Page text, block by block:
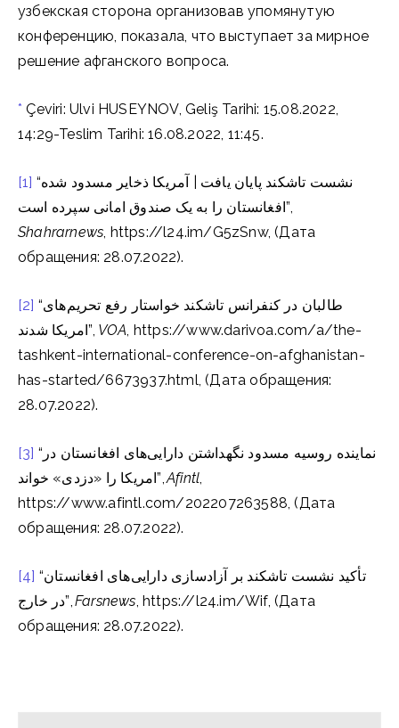
узбекская сторона организовав упомянутую
конференцию, показала, что выступает за мирное
решение афганского вопроса.
* Çeviri: Ulvi HUSEYNOV, Geliş Tarihi: 15.08.2022,
14:29-Teslim Tarihi: 16.08.2022, 11:45.
[1] “نشست تاشکند پایان یافت | آمریکا ذخایر مسدود شده
افغانستان را به یک صندوق امانی سپرده است”,
Shahrarnews, https://l24.im/G5zSnw, (Дата
обращения: 28.07.2022).
[2] “طالبان در کنفرانس تاشکند خواستار رفع تحریم‌های
امریکا شدند”, VOA, https://www.darivoa.com/a/the-
tashkent-international-conference-on-afghanistan-
has-started/6673937.html, (Дата обращения:
28.07.2022).
[3] “نماینده روسیه مسدود نگهداشتن دارایی‌های افغانستان در
امریکا را «دزدی» خواند”,Afintl,
https://www.afintl.com/202207263588, (Дата
обращения: 28.07.2022).
[4] “تأکید نشست تاشکند بر آزادسازی دارایی‌های افغانستان
در خارج”,Farsnews, https://l24.im/Wif, (Дата
обращения: 28.07.2022).